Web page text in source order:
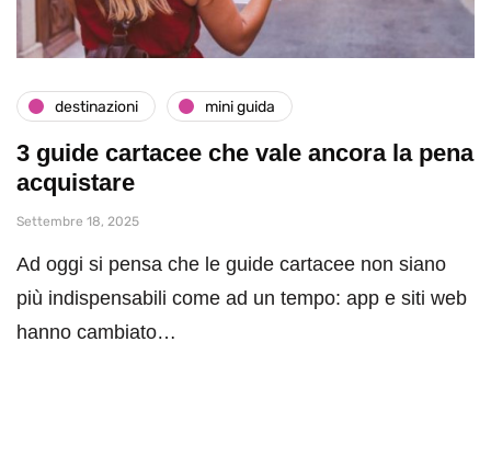
destinazioni mini guida
3 guide cartacee che vale ancora la pena
acquistare
Settembre 18, 2025
Ad oggi si pensa che le guide cartacee non siano
più indispensabili come ad un tempo: app e siti web
hanno cambiato…